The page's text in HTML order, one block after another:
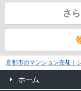
さ
京都市のマンション売却｜
ホーム